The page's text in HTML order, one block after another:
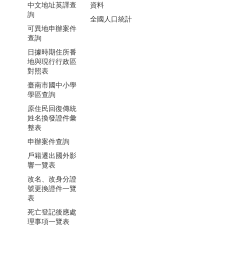
中文地址英譯查
詢
可異地申辦案件
查詢
日據時期住所番
地與現行行政區
對照表
臺南市國中小學
學區查詢
原住民回復傳統
姓名換發證件彙
整表
申辦案件查詢
戶籍遷出國外影
響一覽表
改名、改身分證
號更換證件一覽
表
死亡登記後應處
理事項一覽表
資料
全國人口統計